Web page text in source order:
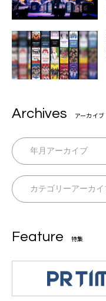
Archives アーカイブ
Feature 特集